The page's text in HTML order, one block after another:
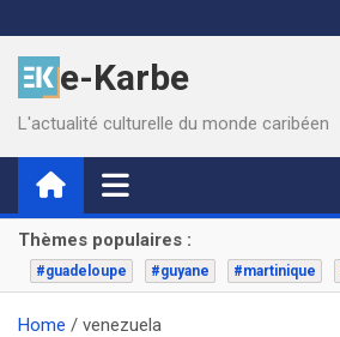
to
contente-Karbe
L'actualité culturelle du monde caribéen
Thèmes populaires :
#guadeloupe #guyane #martinique
Home venezuela